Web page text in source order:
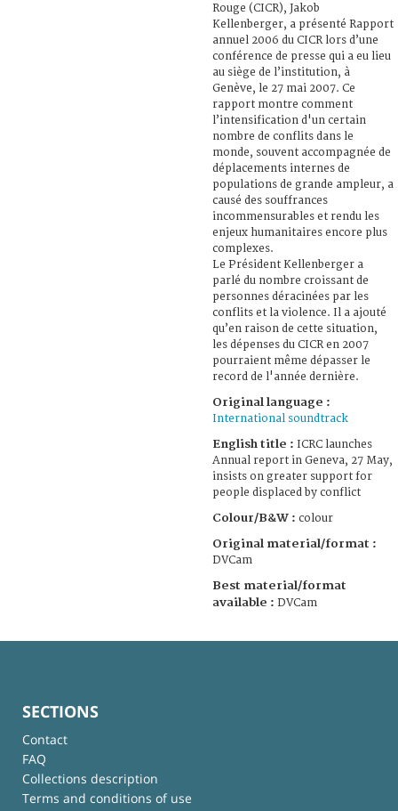
Rouge (CICR), Jakob
Kellenberger, a présenté Rapport
annuel 2006 du CICR lors d’une
conférence de presse qui a eu lieu
au siège de l’institution, à
Genève, le 27 mai 2007. Ce
rapport montre comment
l’intensification d'un certain
nombre de conflits dans le
monde, souvent accompagnée de
déplacements internes de
populations de grande ampleur, a
causé des souffrances
incommensurables et rendu les
enjeux humanitaires encore plus
complexes.
Le Président Kellenberger a
parlé du nombre croissant de
personnes déracinées par les
conflits et la violence. Il a ajouté
qu’en raison de cette situation,
les dépenses du CICR en 2007
pourraient même dépasser le
record de l'année dernière.
Original language :
International soundtrack
English title : ICRC launches
Annual report in Geneva, 27 May,
insists on greater support for
people displaced by conflict
Colour/B&W : colour
Original material/format :
DVCam
Best material/format
available : DVCam
SECTIONS
Contact
FAQ
Collections description
Terms and conditions of use